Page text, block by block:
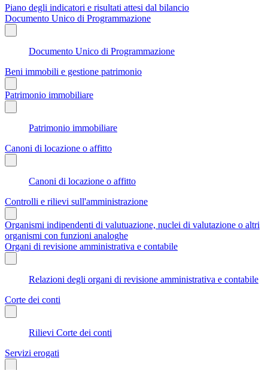
Piano degli indicatori e risultati attesi dal bilancio
Documento Unico di Programmazione
Documento Unico di Programmazione
Beni immobili e gestione patrimonio
Patrimonio immobiliare
Patrimonio immobiliare
Canoni di locazione o affitto
Canoni di locazione o affitto
Controlli e rilievi sull'amministrazione
Organismi indipendenti di valutuazione, nuclei di valutazione o altri
organismi con funzioni analoghe
Organi di revisione amministrativa e contabile
Relazioni degli organi di revisione amministrativa e contabile
Corte dei conti
Rilievi Corte dei conti
Servizi erogati